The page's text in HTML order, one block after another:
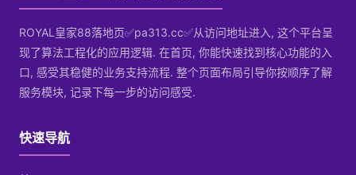
ROYAL皇家88落地页✅pa313.cc✅从访问地址进入, 这个平台呈
现了算法工程化的应用逻辑. 在首页, 你能快速找到核心功能的入
口, 感受其稳健的业务支持流程. 整个页面布局引导你按顺序了解
服务模块, 记录下每一步的访问感受.
快速导航